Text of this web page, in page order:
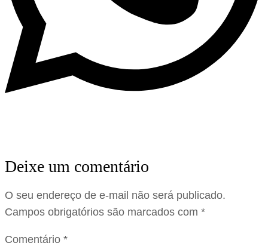
Deixe um comentário
O seu endereço de e-mail não será publicado.
Campos obrigatórios são marcados com *
Comentário *